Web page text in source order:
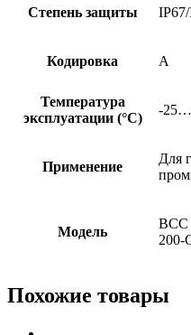
Степень защиты
Кодировка A
Температура
эксплуатации (°C)
-
Применение
Для
Модель
BCC
200-
Похожие товары